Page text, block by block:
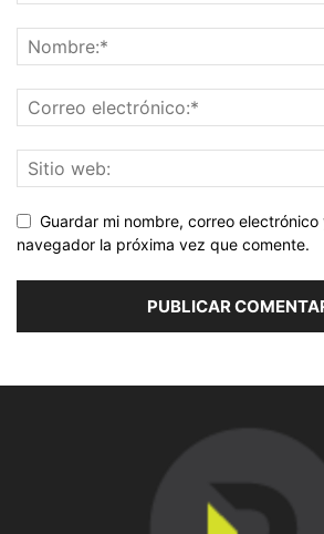
Guardar mi nombre, correo
navegador la próxima vez que comente.